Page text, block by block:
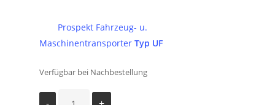
Prospekt Fahrzeug- u.
Maschinentransporter Typ UF
Verfügbar bei Nachbestellung